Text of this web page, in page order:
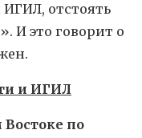
отстоять
И это говорит о
и ИГИЛ
по